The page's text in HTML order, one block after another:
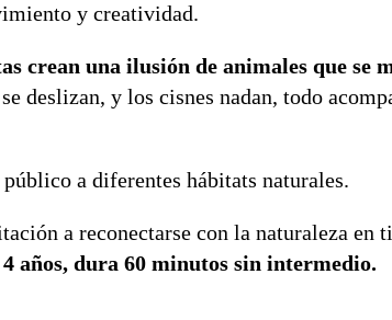
y creatividad.
crean una ilusión de animales que se
deslizan, y los cisnes nadan, todo
a diferentes hábitats naturales.
a reconectarse con la naturaleza en
años, dura 60 minutos sin intermedio.